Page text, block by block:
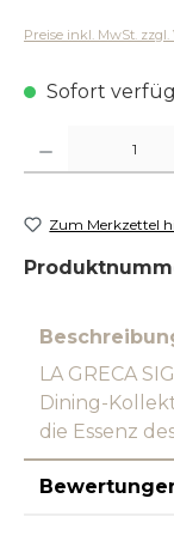
Preise inkl. MwSt.
Sofort
Zum Merkzettel
LA GRECA
Dining-
die Essenz